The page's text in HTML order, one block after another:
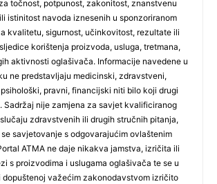
točnost, potpunost, zakonitost, znanstvenu
istinitost navoda iznesenih u sponzoriranom
kvalitetu, sigurnost, učinkovitost, rezultate ili
korištenja proizvoda, usluga, tretmana,
aktivnosti oglašivača. Informacije navedene u
ne predstavljaju medicinski, zdravstveni,
pravni, financijski niti bilo koji drugi
Sadržaj nije zamjena za savjet kvalificiranog
zdravstvenih ili drugih stručnih pitanja,
savjetovanje s odgovarajućim ovlaštenim
ATMA ne daje nikakva jamstva, izričita ili
s proizvodima i uslugama oglašivača te se u
dopuštenoj važećim zakonodavstvom izričito